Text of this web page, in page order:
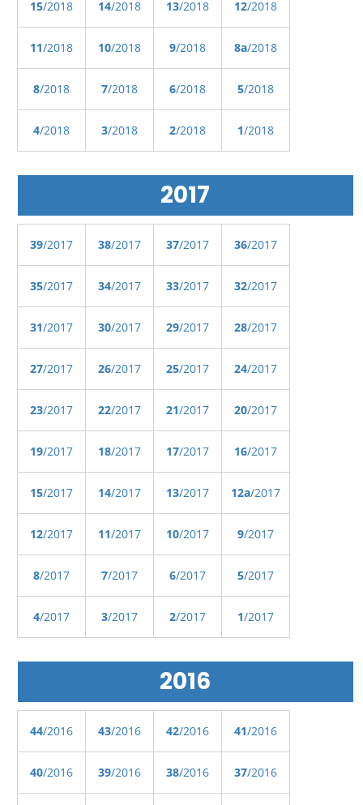
15/2018 14/2018 13/2018 12/2018
11/2018 10/2018 9/2018 8a/2018
8/2018 7/2018 6/2018 5/2018
4/2018 3/2018 2/2018 1/2018
2017
39/2017 38/2017 37/2017 36/2017
35/2017 34/2017 33/2017 32/2017
31/2017 30/2017 29/2017 28/2017
27/2017 26/2017 25/2017 24/2017
23/2017 22/2017 21/2017 20/2017
19/2017 18/2017 17/2017 16/2017
15/2017 14/2017 13/2017 12a/2017
12/2017 11/2017 10/2017 9/2017
8/2017 7/2017 6/2017 5/2017
4/2017 3/2017 2/2017 1/2017
2016
44/2016 43/2016 42/2016 41/2016
40/2016 39/2016 38/2016 37/2016